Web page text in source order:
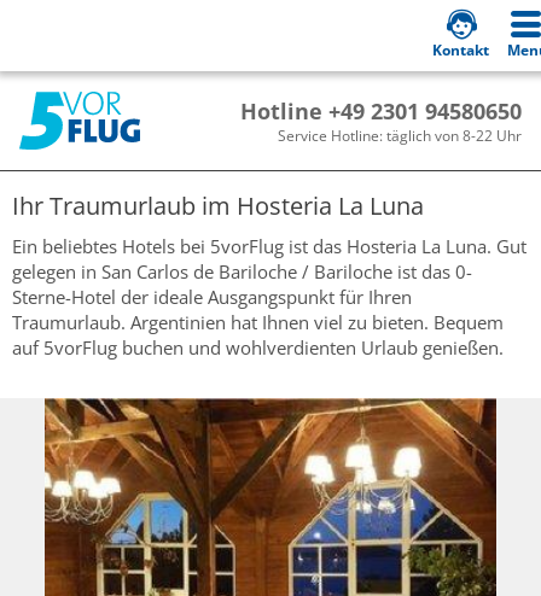
Hotline +49 2301 94580650
Service Hotline: täglich von 8-22 Uhr
Kontakt
Ihr Traumurlaub im Hosteria La Luna
Ein beliebtes Hotels bei 5vorFlug ist das Hosteria La Luna. Gut
gelegen in San Carlos de Bariloche / Bariloche ist das 0-
Sterne-Hotel der ideale Ausgangspunkt für Ihren
Traumurlaub. Argentinien hat Ihnen viel zu bieten. Bequem
auf 5vorFlug buchen und wohlverdienten Urlaub genießen.